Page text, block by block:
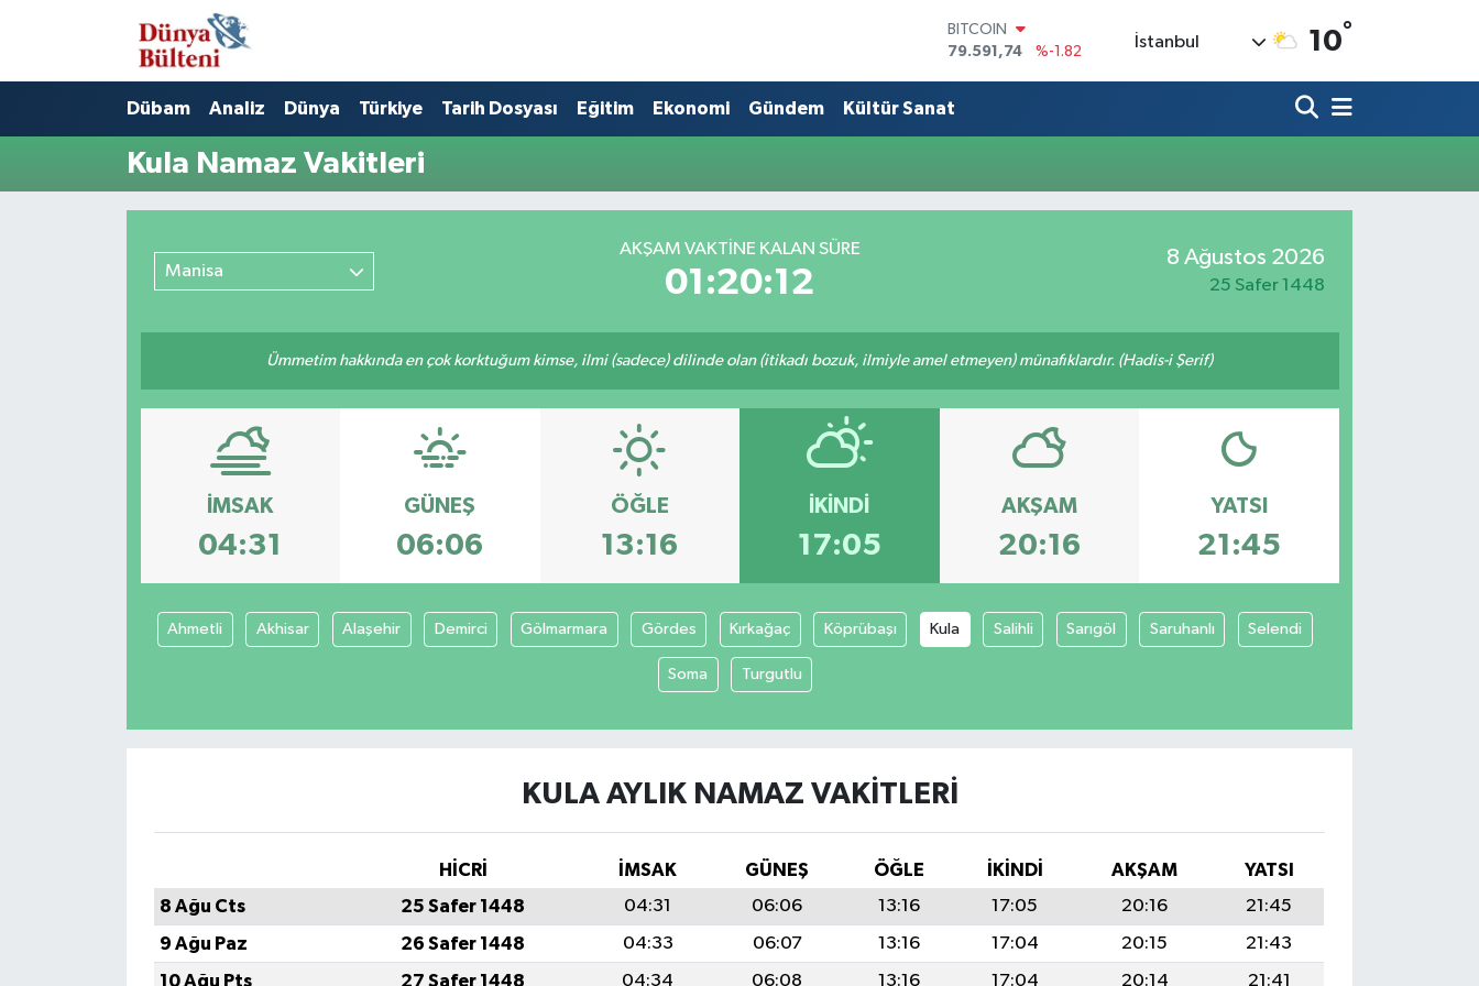
BITCOIN
79.591,74
%-1.82
EURO
53,38690
%0.19
İstanbul 10°
Dübam Analiz Dünya Türkiye Tarih Dosyası Eğitim Ekonomi Gündem Kültür Sanat
Kula Namaz Vakitleri
Manisa
AKŞAM VAKTİNE KALAN SÜRE
01:20:12
8 Ağustos 2026
25 Safer 1448
Ümmetim hakkında en çok korktuğum kimse, ilmi (sadece) dilinde olan (itikadı bozuk, ilmiyle amel etmeyen) münafıklardır. (Hadis-i Şerif)
İMSAK
04:31
GÜNEŞ
06:06
ÖĞLE
13:16
İKINDI
17:05
AKŞAM
20:16
YATSI
21:45
Ahmetli Akhisar Alaşehir Demirci Gölmarmara Gördes Kırkağaç Köprübaşı Kula Salihli Sarıgöl Saruhanlı Selendi
Soma Turgutlu
KULA AYLIK NAMAZ VAKITLERI
HİCRİ İMSAK GÜNEŞ ÖĞLE İKINDI AKŞAM
YATSI
8 Ağu Cts
25 Safer 1448 04:31 06:06 13:16 17:05 20:16
21:45
9 Ağu Paz
26 Safer 1448 04:33 06:07 13:16 17:04 20:15
21:43
10 Ağu Pts
27 Safer 1448 04:34 06:08 13:16 17:04 20:14 21:41
Nöbetçi Eczaneler
Hava Durumu
Namaz Vakitleri
Trafik Durumu